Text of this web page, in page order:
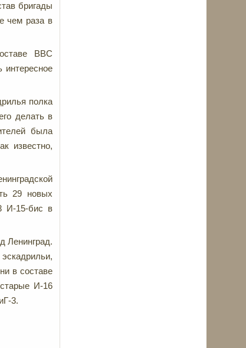
бригады
чем раза в
ВВС
интересное
полка
делать в
была
известно,
29 новых
И-15-бис в
Ленинград.
в составе
И-16
3.